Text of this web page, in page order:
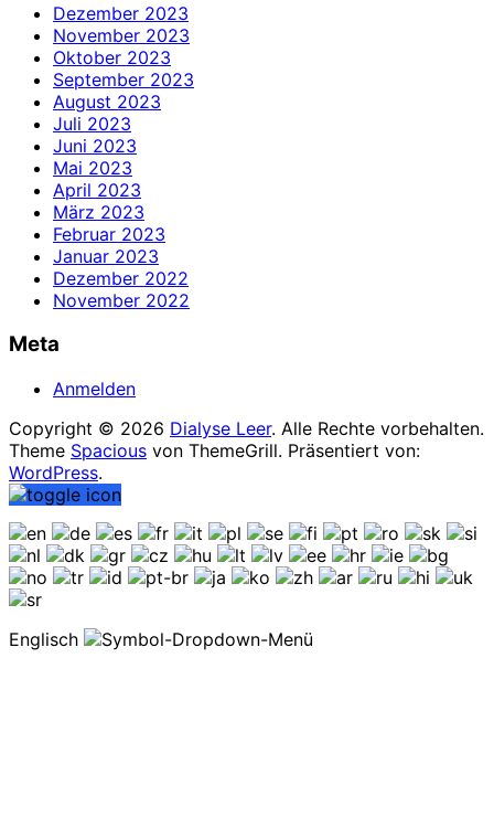
Dezember 2023
November 2023
Oktober 2023
September 2023
August 2023
Juli 2023
Juni 2023
Mai 2023
April 2023
März 2023
Februar 2023
Januar 2023
Dezember 2022
November 2022
Meta
Anmelden
Copyright © 2026 Dialyse Leer. Alle Rechte vorbehalten.
Theme Spacious von ThemeGrill. Präsentiert von:
WordPress.
Englisch